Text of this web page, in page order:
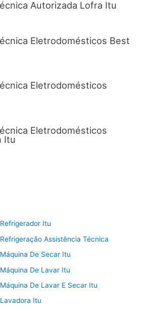
Autorizada Lofra Itu
Eletrodomésticos Best
Eletrodomésticos
Eletrodomésticos
Itu
Itu
Assistência Técnica
De Secar Itu
De Lavar Itu
De Lavar E Secar Itu
Itu